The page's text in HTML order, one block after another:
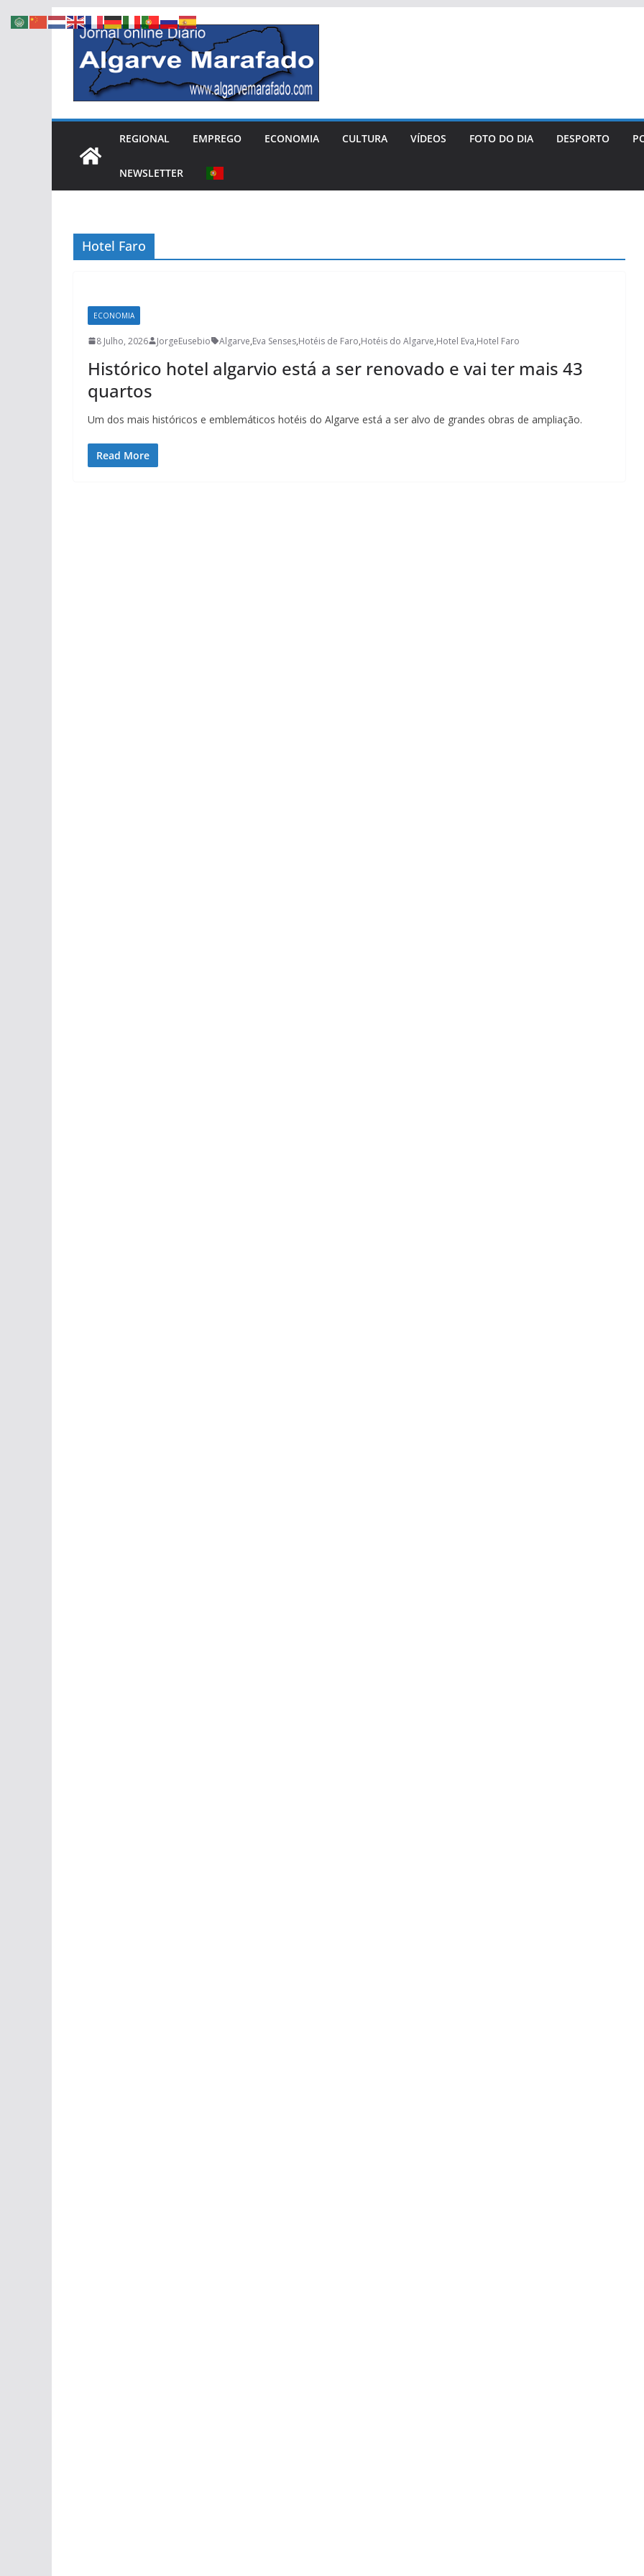
Skip
content
REGIONAL EMPREGO ECONOMIA CULTURA VÍDEOS FOTO DO DIA DESPORTO
NEWSLETTER
Hotel Faro
ECONOMIA
8 Julho, 2026 JorgeEusebio Algarve,Eva Senses,Hotéis de Faro,Hotéis do Algarve,Hotel Eva,Hotel Faro
Histórico hotel algarvio está a ser renovado e vai ter mais 43
quartos
Um dos mais históricos e emblemáticos hotéis do Algarve está a ser alvo de grandes obras de ampliação.
Read More